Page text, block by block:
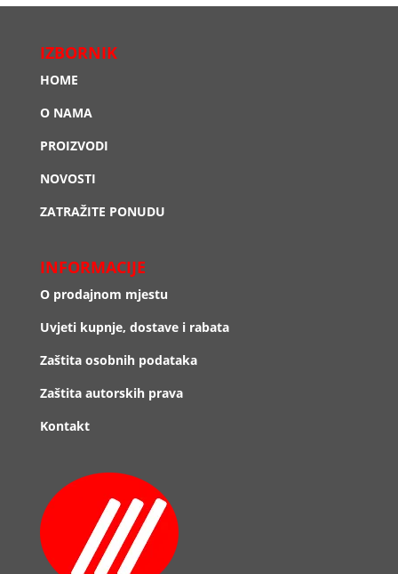
IZBORNIK
HOME
O NAMA
PROIZVODI
NOVOSTI
ZATRAŽITE PONUDU
INFORMACIJE
O prodajnom mjestu
Uvjeti kupnje, dostave i rabata
Zaštita osobnih podataka
Zaštita autorskih prava
Kontakt